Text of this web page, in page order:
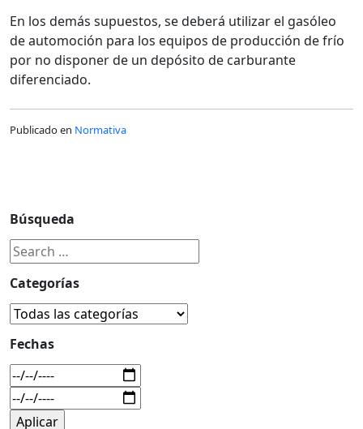
En los demás supuestos, se deberá utilizar el gasóleo
de automoción para los equipos de producción de frío
por no disponer de un depósito de carburante
diferenciado.
Publicado en Normativa
Búsqueda
Categorías
Fechas